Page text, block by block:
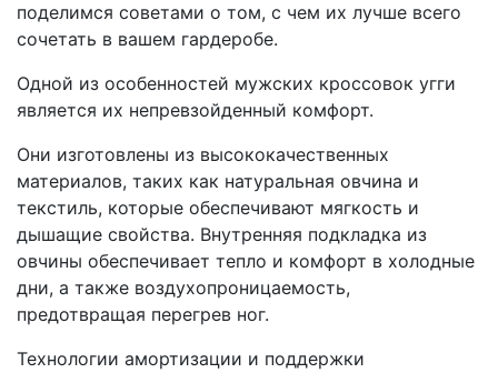
поделимся советами о том, с чем их лучше всего
сочетать в вашем гардеробе.
Одной из особенностей мужских кроссовок угги
является их непревзойденный комфорт.
Они изготовлены из высококачественных
материалов, таких как натуральная овчина и
текстиль, которые обеспечивают мягкость и
дышащие свойства. Внутренняя подкладка из
овчины обеспечивает тепло и комфорт в холодные
дни, а также воздухопроницаемость,
предотвращая перегрев ног.
Технологии амортизации и поддержки